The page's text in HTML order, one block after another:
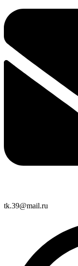
tk.39@mail.ru